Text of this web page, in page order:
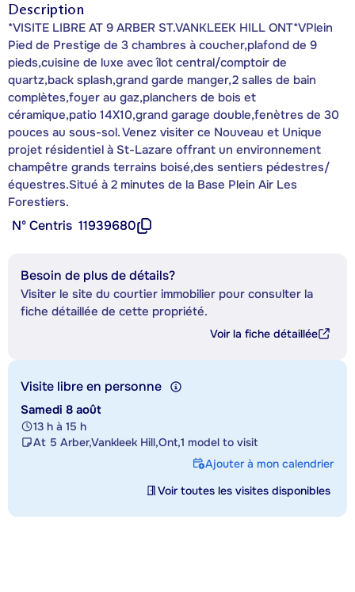
Description
*VISITE LIBRE AT 9 ARBER ST.VANKLEEK HILL ONT*VPlein
Pied de Prestige de 3 chambres à coucher,plafond de 9
pieds,cuisine de luxe avec îlot central/comptoir de
quartz,back splash,grand garde manger,2 salles de bain
complètes,foyer au gaz,planchers de bois et
céramique,patio 14X10,grand garage double,fenètres de 30
pouces au sous-sol. Venez visiter ce Nouveau et Unique
projet résidentiel à St-Lazare offrant un environnement
champêtre grands terrains boisé,des sentiers pédestres/
équestres.Situé à 2 minutes de la Base Plein Air Les
Forestiers.
Nº Centris 11939680
Besoin de plus de détails?
Visiter le site du courtier immobilier pour consulter la
fiche détaillée de cette propriété.
Voir la fiche détaillée
Visite libre en personne
Samedi 8 août
13 h à 15 h
At 5 Arber,Vankleek Hill,Ont,1 model to visit
Ajouter à mon calendrier
Voir toutes les visites disponibles